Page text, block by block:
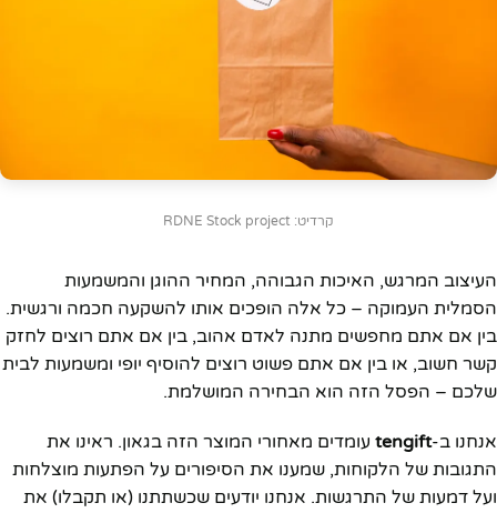
קרדיט: RDNE Stock project
העיצוב המרגש, האיכות הגבוהה, המחיר ההוגן והמשמעות
הסמלית העמוקה – כל אלה הופכים אותו להשקעה חכמה ורגשית.
בין אם אתם מחפשים מתנה לאדם אהוב, בין אם אתם רוצים לחזק
קשר חשוב, או בין אם אתם פשוט רוצים להוסיף יופי ומשמעות לבית
שלכם – הפסל הזה הוא הבחירה המושלמת.
אנחנו ב-tengift עומדים מאחורי המוצר הזה בגאון. ראינו את
התגובות של הלקוחות, שמענו את הסיפורים על הפתעות מוצלחות
ועל דמעות של התרגשות. אנחנו יודעים שכשתתנו (או תקבלו) את